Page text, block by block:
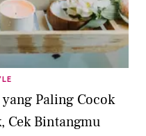
Paling Cocok
Cek Bintangmu